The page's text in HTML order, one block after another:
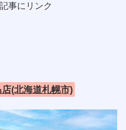
事にリンク
(北海道札幌市)